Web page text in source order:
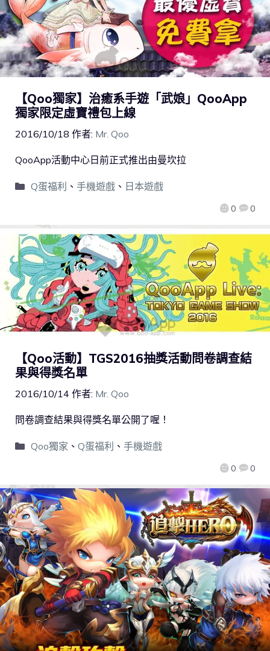
【Qoo獨家】治癒系手遊「武娘」QooApp
獨家限定虛寶禮包上線
2016/10/18 作者: Mr. Qoo
0 0
QooApp活動中心日前正式推出由曼坎拉
Q蛋福利 、 手機遊戲、 日本遊戲
【Qoo活動】TGS2016抽獎活動問卷調查結
果與得獎名單
2016/10/14 作者: Mr. Qoo
0 0
問卷調查結果與得獎名單公開了喔！
Qoo獨家 、 Q蛋福利 、 手機遊戲